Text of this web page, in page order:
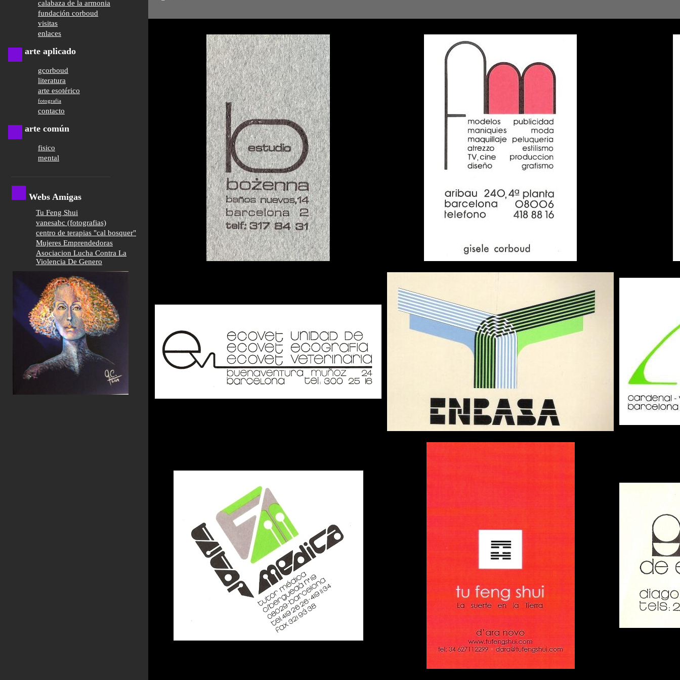
calabaza de la armonia
fundación corboud
visitas
enlaces
arte aplicado
gcorboud
literatura
arte esotérico
fotografia
contacto
arte común
fisico
mental
Webs Amigas
Tu Feng Shui
vanesabc (fotografias)
centro de terapias "cal bosquer"
Mujeres Emprendedoras
Asociacion Lucha Contra La
Violencia De Genero